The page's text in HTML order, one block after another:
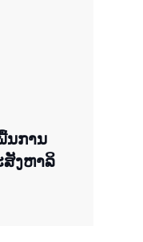
ນການ
ງຫາລິ